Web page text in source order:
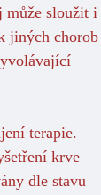
může sloužit i
jiných chorob
terapie.
krve
dle stavu